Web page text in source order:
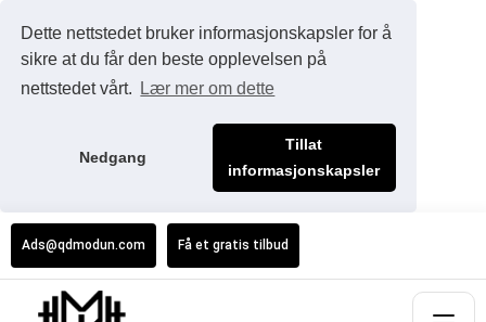
Dette nettstedet bruker informasjonskapsler for å
sikre at du får den beste opplevelsen på
nettstedet vårt.
Lær mer om dette
Nedgang
Tillat
informasjonskapsler
Ads@qdmodun.com Få et gratis tilbud